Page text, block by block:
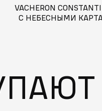
VACHERON
С НЕБЕСНЫМИ